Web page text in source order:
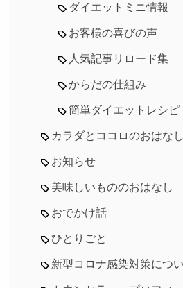
ダイエットミニ情報
お客様の喜びの声
人気記事リロード集
からだの仕組み
簡単ダイエットレシピ
カラダとココロのおはなし
お知らせ
美味しいもののおはなし
おでかけ話
ひとりごと
新型コロナ感染対策につ